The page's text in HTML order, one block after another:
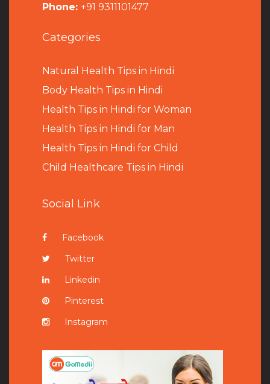
Phone: +91 9311101477
Categories
Natural Health Tips in Hindi
Body Health Tips in Hindi
Health Tips in Hindi for Woman
Health Tips in Hindi for Man
Health Tips in Hindi for Child
Child Healthcare Tips in Hindi
Social Link
Facebook
Twitter
Linkedin
Pinterest
Instagram